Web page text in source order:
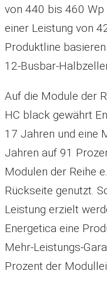
von 440 bis 460
einer Leistung von
Produktline
12-Busbar-
Auf die Module der
HC black gewährt
17 Jahren und eine
Jahren auf 91
Modulen der Reihe
Rückseite genutzt.
Leistung erzielt
Energetica eine
Mehr-Leistungs-
Prozent der